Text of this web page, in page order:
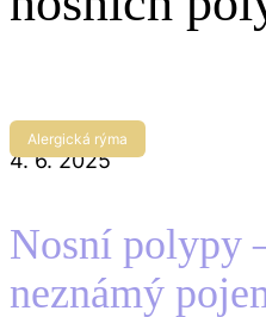
Alergická rýma
4. 6. 2025
Nosní polypy
neznámý